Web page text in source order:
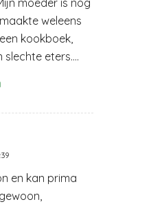
weleens
kookboek,
slechte eters….
en kan prima